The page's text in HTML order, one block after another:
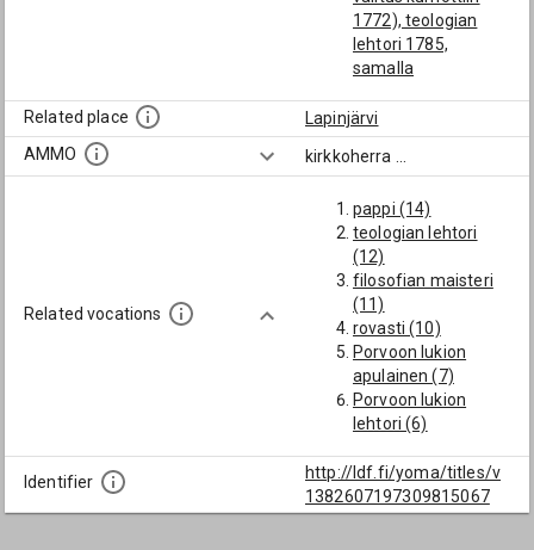
1772), teologian
lehtori 1785,
samalla
Lapinjärven
kirkkoherra 1785)
Bonsdorff, Petter
apulainen 1746,
matematiikan ja
logiikan lehtori
1750, teologian
lehtori 1750,
samalla
palkkapitäjänsä
Lapinjärven
kirkkoherra 1750-
52)
Ferdinand (Samalla
palkkapitäjänsä
Related place
Lapinjärvi
AMMO
kirkkoherra
Related vocations
pappi (14)
teologian lehtori
(12)
filosofian maisteri
(11)
rovasti (10)
Porvoon lukion
apulainen (7)
Porvoon lukion
lehtori (6)
lehtori (4)
poliitikko (3)
Porvoon
Identifier
http://ldf.fi/yoma/titles/v
1382607197309815067